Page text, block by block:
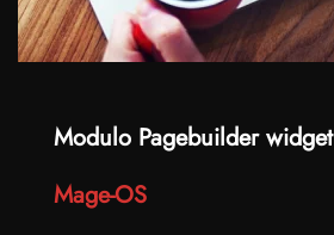
Modulo Pagebuilder widget
Mage-OS